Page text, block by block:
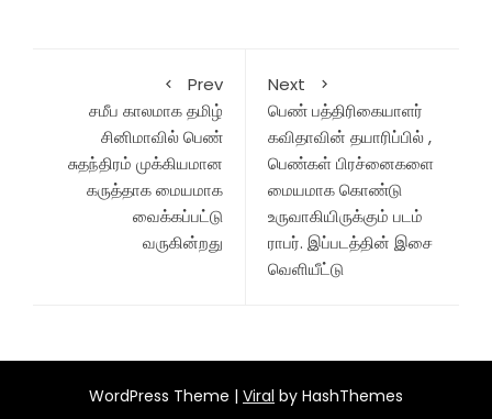
Prev
சமீப காலமாக தமிழ்
சினிமாவில் பெண்
சுதந்திரம் முக்கியமான
கருத்தாக மையமாக
வைக்கப்பட்டு
வருகின்றது
Next
பெண் பத்திரிகையாளர்
கவிதாவின் தயாரிப்பில் ,
பெண்கள் பிரச்னைகளை
மையமாக கொண்டு
உருவாகியிருக்கும் படம்
ராபர். இப்படத்தின் இசை
வெளியீட்டு
WordPress Theme | Viral by HashThemes